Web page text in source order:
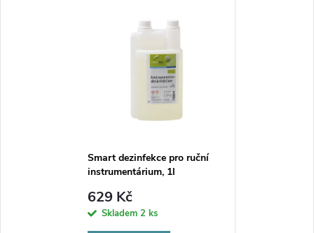
Smart dezinfekce pro ruční
instrumentárium, 1l
629 Kč
Skladem 2 ks